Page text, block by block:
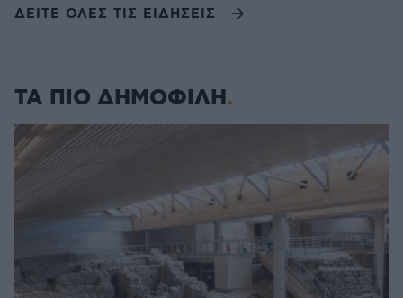
ΔΕΙΤΕ ΟΛΕΣ ΤΙΣ ΕΙΔΗΣΕΙΣ
ΤΑ ΠΙΟ ΔΗΜΟΦΙΛΗ